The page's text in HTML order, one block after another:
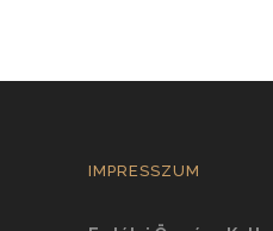
IMPRESSZUM